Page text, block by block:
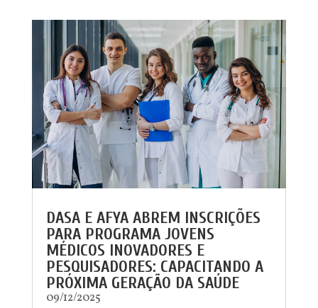
DASA E AFYA ABREM INSCRIÇÕES
PARA PROGRAMA JOVENS
MÉDICOS INOVADORES E
PESQUISADORES: CAPACITANDO A
PRÓXIMA GERAÇÃO DA SAÚDE
09/12/2025